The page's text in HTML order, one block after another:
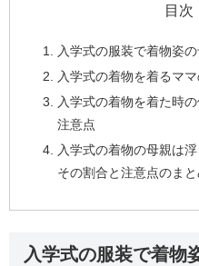
目次
入学式の服装で着物姿
入学式の着物を着るマ
入学式の着物を着た時
注意点
入学式の着物の母親は
その割合と注意点のまと
入学式の服装で着物